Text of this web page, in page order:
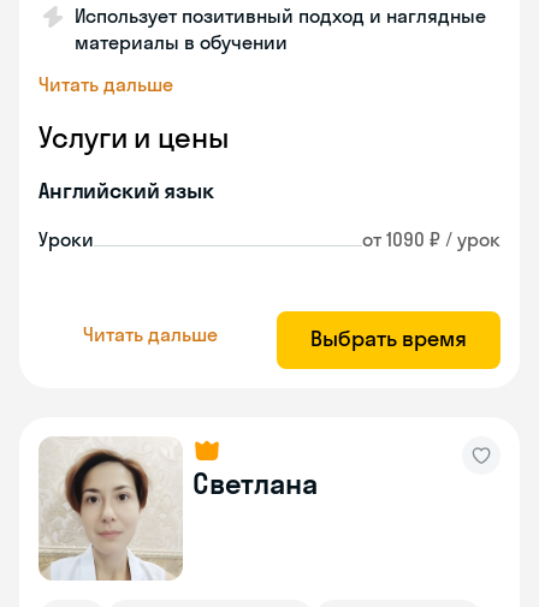
Использует позитивный подход и наглядные
материалы в обучении
Читать дальше
Услуги и цены
Английский язык
Уроки от 1090 ₽ / урок
Читать дальше Выбрать время
Светлана